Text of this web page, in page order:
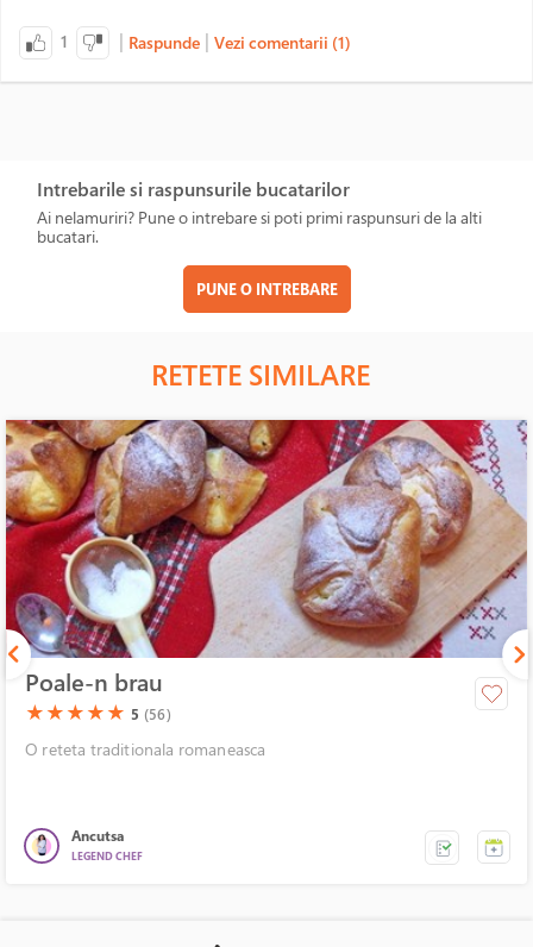
1 | Raspunde | Vezi comentarii (1)
Intrebarile si raspunsurile bucatarilor
Ai nelamuriri? Pune o intrebare si poti primi raspunsuri de la alti
bucatari.
PUNE O INTREBARE
RETETE SIMILARE
Poale-n brau
(*)
★(*)
★(*)
★(*)
★(*)
★ 5 (56)
O reteta traditionala romaneasca
Ancutsa
LEGEND CHEF